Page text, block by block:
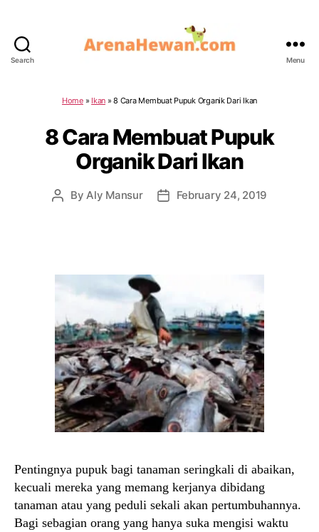
Search Menu
Home» Ikan »8 Cara Membuat Pupuk Organik Dari Ikan
8 Cara Membuat Pupuk
Organik Dari Ikan
PostByAly Mansur
PostFebruary 24, 2019
Pentingnya pupuk bagi tanaman seringkali di abaikan,
kecuali mereka yang memang kerjanya dibidang
tanaman atau yang peduli sekali akan pertumbuhannya.
Bagi sebagian orang yang hanya suka mengisi waktu